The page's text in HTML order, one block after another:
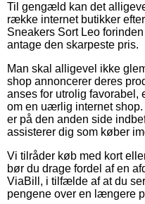
Til gengæld kan det
række internet butikker
Sneakers Sort Leo
antage den skarpeste pris.
Man skal alligevel ikke
shop annoncerer deres
anses for utrolig favorabel,
om en uærlig internet
er på den anden side
assisterer dig som køber
Vi tilråder køb med kort
bør du drage fordel af en
ViaBill, i tilfælde af at du
pengene over en længere